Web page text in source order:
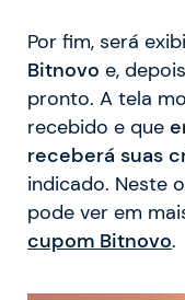
Por fim, será
Bitnovo e,
pronto. A tela
recebido e que
receberá suas
indicado. Neste
pode ver em
cupom Bitnovo.